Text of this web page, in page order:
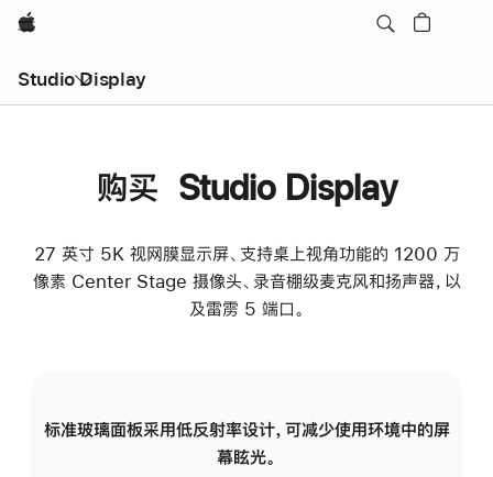
Apple
Studio Display
购买 Studio Display
27 英寸 5K 视网膜显示屏、支持桌上视角功能的 1200 万
像素 Center Stage 摄像头、录音棚级麦克风和扬声器，以
及雷雳 5 端口。
标准玻璃面板采用低反射率设计，可减少使用环境中的屏
幕眩光。